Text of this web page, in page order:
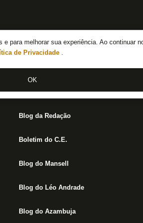
e para melhorar sua experiência. Ao continuar
de Privacidade .
OK
Notícias do Botafogo
Fórum
Jogos
Blog da Redação
Boletim do C.E.
Blog do Mansell
Blog do Léo Andrade
Blog do Azambuja
por Cavani,